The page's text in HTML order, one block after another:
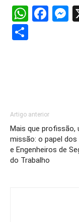
Artigo anterior
Mais que profissão,
missão: o papel
e Engenheiros de
do Trabalho